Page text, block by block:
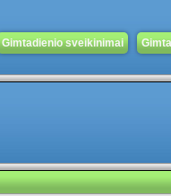
Gimtadienio sveikinimai